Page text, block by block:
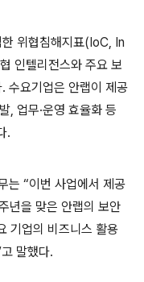
위협침해지표(IoC, In
인텔리전스와 주요 보
. 수요기업은 안랩이 제공
, 업무·운영 효율화 등
.
는 “이번 사업에서 제공
년을 맞은 안랩의 보안
기업의 비즈니스 활용
말했다.